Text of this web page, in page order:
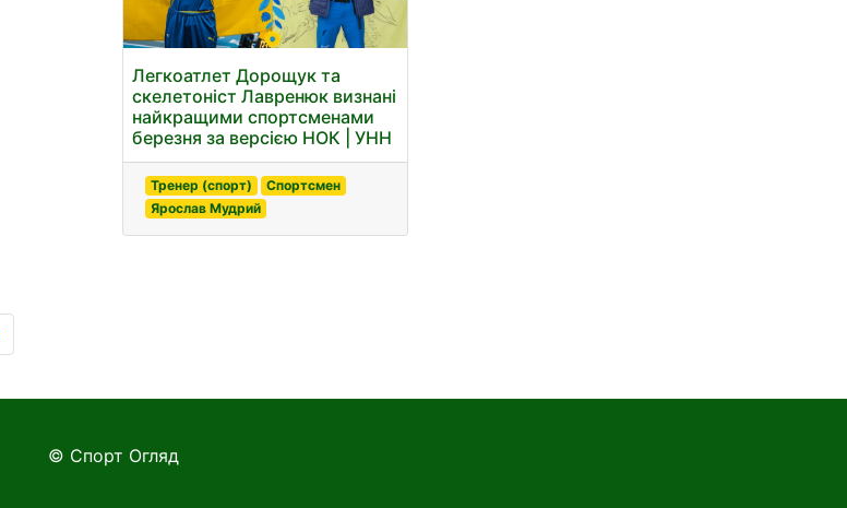
Легкоатлет Дорощук та
скелетоніст Лавренюк визнані
найкращими спортсменами
березня за версією НОК | УНН
Тренер (спорт)
Спортсмен
Ярослав Мудрий
© Спорт Огляд